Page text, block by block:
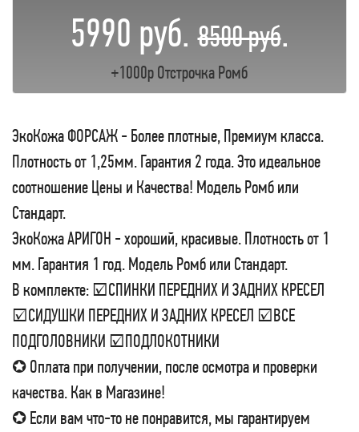
5990 руб.8500 руб.
+1000р Отстрочка Ромб
ЭкоКожа ФОРСАЖ - Более плотные, Премиум класса.
Плотность от 1,25мм. Гарантия 2 года. Это идеальное
соотношение Цены и Качества! Модель Ромб или
Стандарт.
ЭкоКожа АРИГОН - хороший, красивые. Плотность от 1
мм. Гарантия 1 год. Модель Ромб или Стандарт.
В комплекте: ☑СПИНКИ ПЕРЕДНИХ И ЗАДНИХ КРЕСЕЛ
☑СИДУШКИ ПЕРЕДНИХ И ЗАДНИХ КРЕСЕЛ ☑ВСЕ
ПОДГОЛОВНИКИ ☑ПОДЛОКОТНИКИ
✪ Оплата при получении, после осмотра и проверки
качества. Как в Магазине!
✪ Если вам что-то не понравится, мы гарантируем